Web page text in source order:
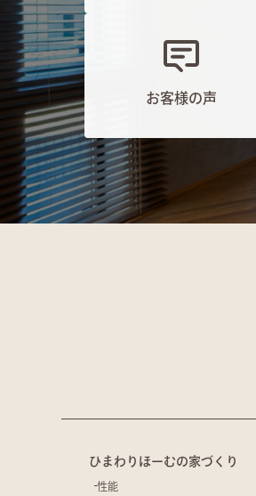
お客様の声
ひまわりほーむの家づくり
性能